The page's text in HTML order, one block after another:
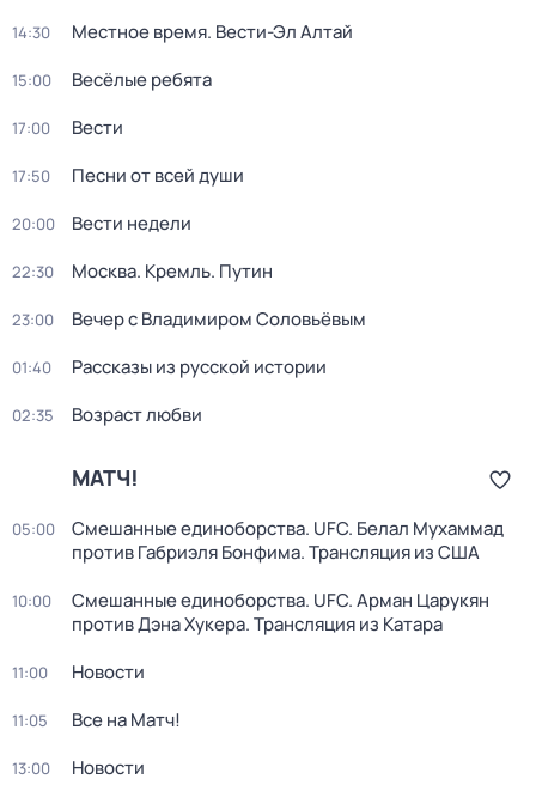
14:30 Местное время. Вести-Эл Алтай
15:00 Весёлые ребята
17:00 Вести
17:50 Песни от всей души
20:00 Вести недели
22:30 Москва. Кремль. Путин
23:00 Вечер с Владимиром Соловьёвым
01:40 Рассказы из русской истории
02:35 Возраст любви
МАТЧ!
05:00
Смешанные единоборства. UFC. Белал Мухаммад
против Габриэля Бонфима. Трансляция из США
10:00
Смешанные единоборства. UFC. Арман Царукян
против Дэна Хукера. Трансляция из Катара
11:00 Новости
11:05 Все на Матч!
13:00 Новости